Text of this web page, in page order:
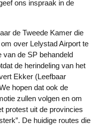
ons inspraak in de
over Lelystad Airport te
van de SP behandeld
de herindeling van het
Ekker (Leefbaar
hopen dat ook de
zullen volgen en om
protest uit de provincies
De huidige routes die